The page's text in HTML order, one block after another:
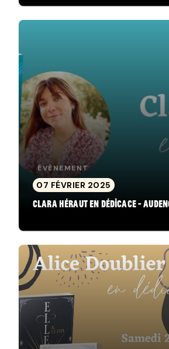
ÉVÈNEMENT
07 FÉVRIER 2025
Clara Héraut en dédicace -